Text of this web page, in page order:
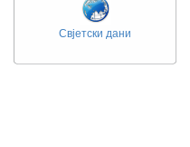
Свјетски дани